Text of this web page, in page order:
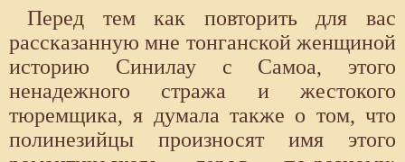
Перед тем как повторить для вас
рассказанную мне тонганской женщиной
историю Синилау с Самоа, этого
ненадежного стража и жестокого
тюремщика, я думала также о том, что
полинезийцы произносят имя этого